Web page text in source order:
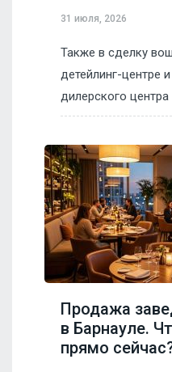
31 июля, 2026
Также в сделку
детейлинг-центре
дилерского центра
Продажа
в Барнауле.
прямо